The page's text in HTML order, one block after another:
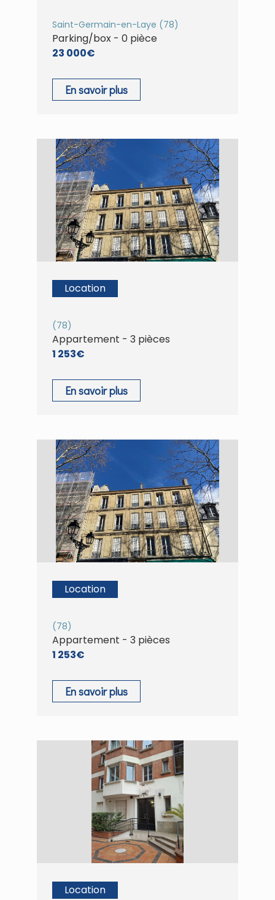
Saint-Germain-en-Laye (78)
Parking/box - 0 pièce
23 000€
En savoir plus
Location
(78)
Appartement - 3 pièces
1 253€
En savoir plus
Location
(78)
Appartement - 3 pièces
1 253€
En savoir plus
Location